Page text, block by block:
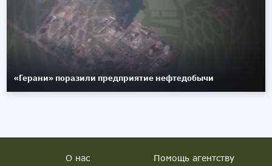
«Герани» поразили предприятие нефтедобычи
О нас Помощь агентству